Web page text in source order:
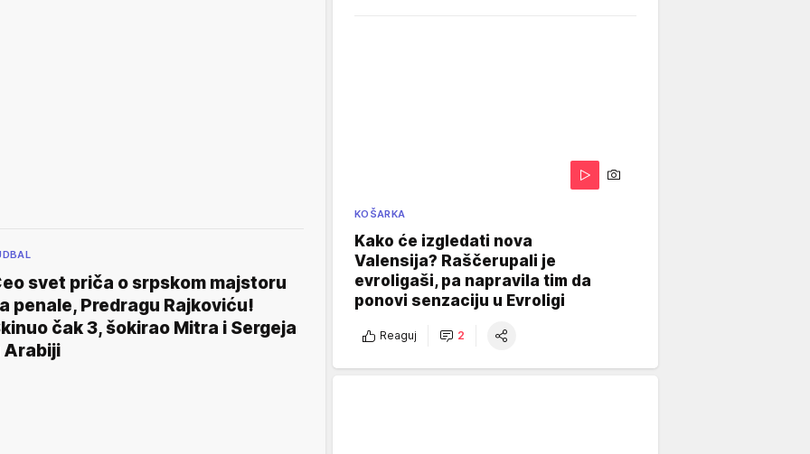
svet priča o srpskom majstoru
penale, Predragu Rajkoviću!
čak 3, šokirao Mitra i Sergeja
Arabiji
KOŠARKA
Kako će izgledati nova
Valensija? Raščerupali je
evroligaši, pa napravila tim da
ponovi senzaciju u Evroligi
Reaguj 2